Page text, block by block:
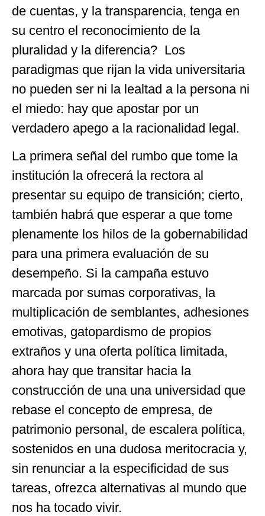
de cuentas, y la transparencia, tenga en
su centro el reconocimiento de la
pluralidad y la diferencia? Los
paradigmas que rijan la vida universitaria
no pueden ser ni la lealtad a la persona ni
el miedo: hay que apostar por un
verdadero apego a la racionalidad legal.
La primera señal del rumbo que tome la
institución la ofrecerá la rectora al
presentar su equipo de transición; cierto,
también habrá que esperar a que tome
plenamente los hilos de la gobernabilidad
para una primera evaluación de su
desempeño. Si la campaña estuvo
marcada por sumas corporativas, la
multiplicación de semblantes, adhesiones
emotivas, gatopardismo de propios
extraños y una oferta política limitada,
ahora hay que transitar hacia la
construcción de una una universidad que
rebase el concepto de empresa, de
patrimonio personal, de escalera política,
sostenidos en una dudosa meritocracia y,
sin renunciar a la especificidad de sus
tareas, ofrezca alternativas al mundo que
nos ha tocado vivir.